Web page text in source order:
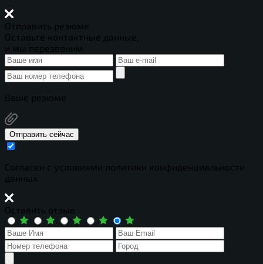
Отправить резюме
Оставьте контактные данные,
и мы перезвоним
Ваше резюме
Отправить сейчас
Cогласен с условиями политики конфиденциальности
данных
Оставить отзыв